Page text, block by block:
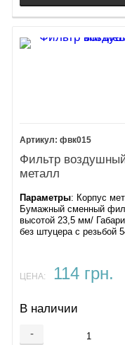
фвк015
Фильтр
металл
Параметры: Корпус
Бумажный сменный
высотой 23,5 мм/
без штуцера с резьбой
ЦЕНА: 114 грн.
В наличии
-